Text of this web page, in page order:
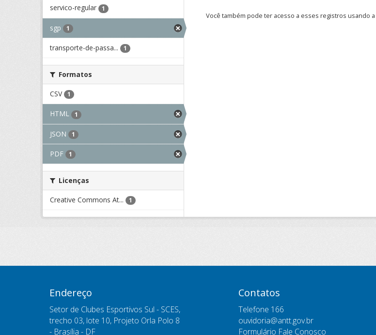
servico-regular 1
sgp 1
transporte-de-passa... 1
Formatos
CSV 1
HTML 1
JSON 1
PDF 1
Licenças
Creative Commons At... 1
Você também pode ter acesso a esses registros usando a
Endereço
Setor de Clubes Esportivos Sul - SCES,
trecho 03, lote 10, Projeto Orla Polo 8
- Brasília - DF
Contatos
Telefone 166
ouvidoria@antt.gov.br
Formulário Fale Conosco